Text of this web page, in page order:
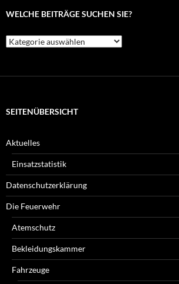
WELCHE BEITRÄGE SUCHEN SIE?
Welche
Beiträge
SEITENÜBERSICHT
Aktuelles
Einsatzstatistik
Datenschutzerklärung
Die Feuerwehr
Atemschutz
Bekleidungskammer
Fahrzeuge